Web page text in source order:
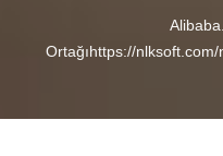
Ortağıhttps://